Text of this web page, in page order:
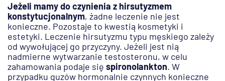
Jeżeli mamy do czynienia z hirsutyzmem
konstytucjonalnym, żadne leczenie nie jest
konieczne. Pozostaje to kwestią kosmetyki i
estetyki. Leczenie hirsutyzmu typu męskiego zależy
od wywołującej go przyczyny. Jeżeli jest nią
nadmierne wytwarzanie testosteronu, w celu
zahamowania podaje się spironolankton. W
przypadku guzów hormonalnie czynnych konieczne